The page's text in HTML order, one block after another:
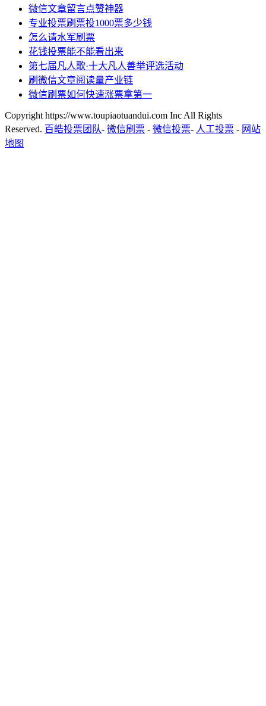
微信文章留言点赞神器
专业投票刷票投1000票多少钱
怎么请水军刷票
花钱投票能不能看出来
第七届凡人歌·十大凡人善举评选活动
刷微信文章阅读量产业链
微信刷票如何快速涨票拿第一
Copyright https://www.toupiaotuandui.com Inc All Rights
Reserved. 百皓投票团队- 微信刷票 - 微信投票- 人工投票 - 网站
地图